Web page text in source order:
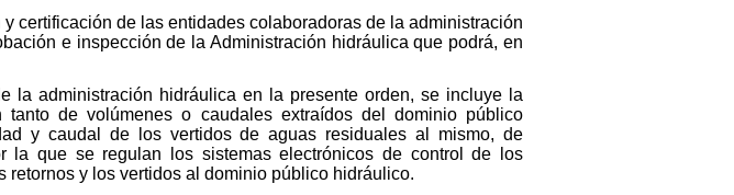
certificación de las entidades colaboradoras de la administración
e inspección de la Administración hidráulica que podrá, en
la administración hidráulica en la presente orden, se incluye la
de volúmenes o caudales extraídos del dominio público
y caudal de los vertidos de aguas residuales al mismo, de
la que se regulan los sistemas electrónicos de control de los
y los vertidos al dominio público hidráulico.